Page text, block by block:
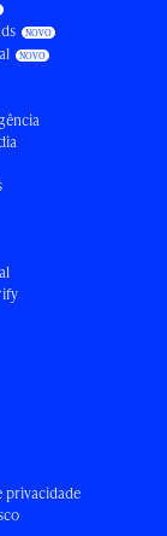
privacidade